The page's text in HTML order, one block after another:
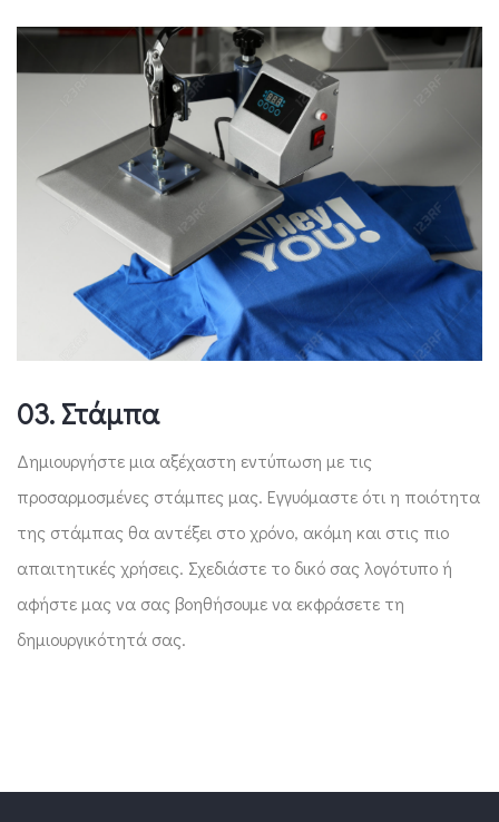
03. Στάμπα
Δημιουργήστε μια αξέχαστη εντύπωση με τις
προσαρμοσμένες στάμπες μας. Εγγυόμαστε ότι η ποιότητα
της στάμπας θα αντέξει στο χρόνο, ακόμη και στις πιο
απαιτητικές χρήσεις. Σχεδιάστε το δικό σας λογότυπο ή
αφήστε μας να σας βοηθήσουμε να εκφράσετε τη
δημιουργικότητά σας.